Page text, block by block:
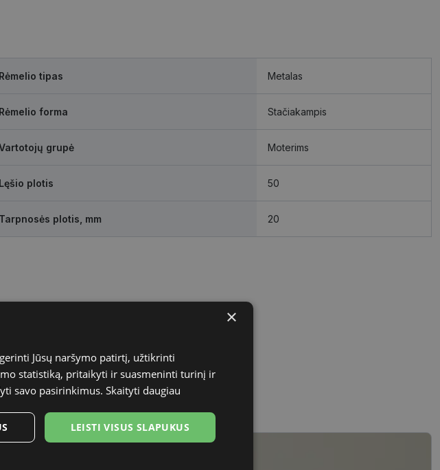
Rėmelio tipas Metalas
Rėmelio forma Stačiakampis
grupė Moterims
Lęšio plotis 50
Tarpnosės plotis, mm 20
×
Jūsų naršymo patirtį, užtikrinti
statistiką, pritaikyti ir suasmeninti turinį ir
savo pasirinkimus. Skaityti daugiau
LEISTI VISUS SLAPUKUS